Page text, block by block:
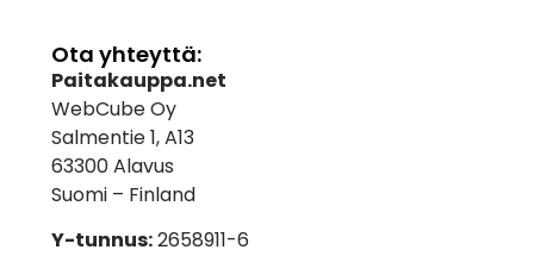
Ota yhteyttä:
Paitakauppa.net
WebCube Oy
Salmentie 1, A13
63300 Alavus
Suomi – Finland
Y-tunnus:2658911-6